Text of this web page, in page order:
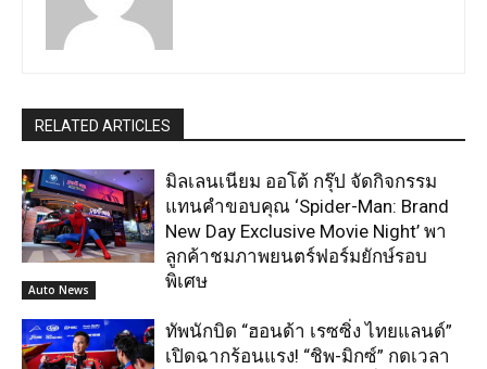
RELATED ARTICLES
Auto News
มิลเลนเนียม ออโต้ กรุ๊ป จัดกิจกรรม
แทนคำขอบคุณ ‘Spider-Man: Brand
New Day Exclusive Movie Night’ พา
ลูกค้าชมภาพยนตร์ฟอร์มยักษ์รอบ
พิเศษ
ทัพนักบิด “ฮอนด้า เรซซิ่ง ไทยแลนด์”
เปิดฉากร้อนแรง! “ชิพ-มิกซ์” กดเวลา